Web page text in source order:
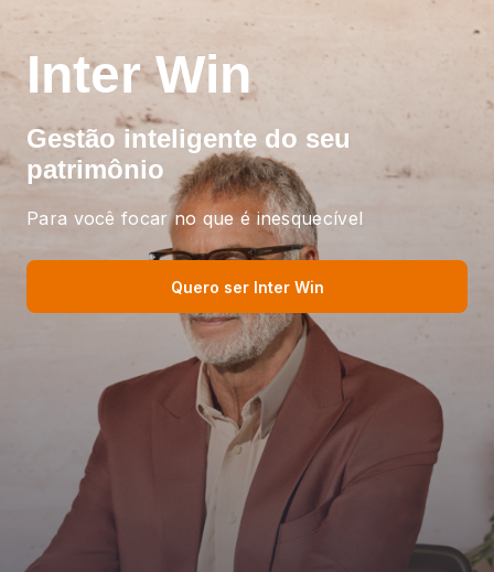
Inter Win
Gestão inteligente do seu
patrimônio
Para você focar no que é inesquecível
Quero ser Inter Win